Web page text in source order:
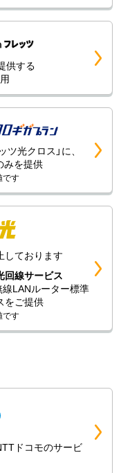
供する
光クロス」に、
みを提供
す
しております
回線サービス
LANルーター標準
をご提供
す
ドコモのサービ